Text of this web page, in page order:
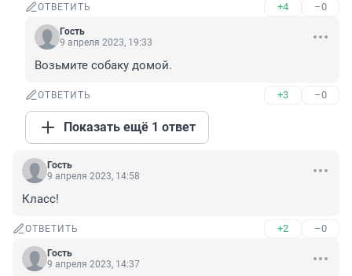
ОТВЕТИТЬ +4 –0
Гость
9 апреля 2023, 19:33
Возьмите собаку домой.
ОТВЕТИТЬ +3 –0
Показать ещё 1 ответ
Гость
9 апреля 2023, 14:58
Класс!
ОТВЕТИТЬ +2 –0
Гость
9 апреля 2023, 14:37